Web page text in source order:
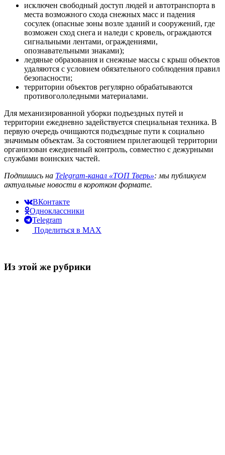
исключен свободный доступ людей и автотранспорта в
места возможного схода снежных масс и падения
сосулек (опасные зоны возле зданий и сооружений, где
возможен сход снега и наледи с кровель, ограждаются
сигнальными лентами, ограждениями,
опознавательными знаками);
ледяные образования и снежные массы с крыш объектов
удаляются с условием обязательного соблюдения правил
безопасности;
территории объектов регулярно обрабатываются
противогололедными материалами.
Для механизированной уборки подъездных путей и
территории ежедневно задействуется специальная техника. В
первую очередь очищаются подъездные пути к социально
значимым объектам. За состоянием прилегающей территории
организован ежедневный контроль, совместно с дежурными
службами воинских частей.
Подпишись на Telegram-канал «ТОП Тверь»: мы публикуем
актуальные новости в коротком формате.
ВКонтакте
Одноклассники
Telegram
Поделиться в MAX
Из этой же рубрики